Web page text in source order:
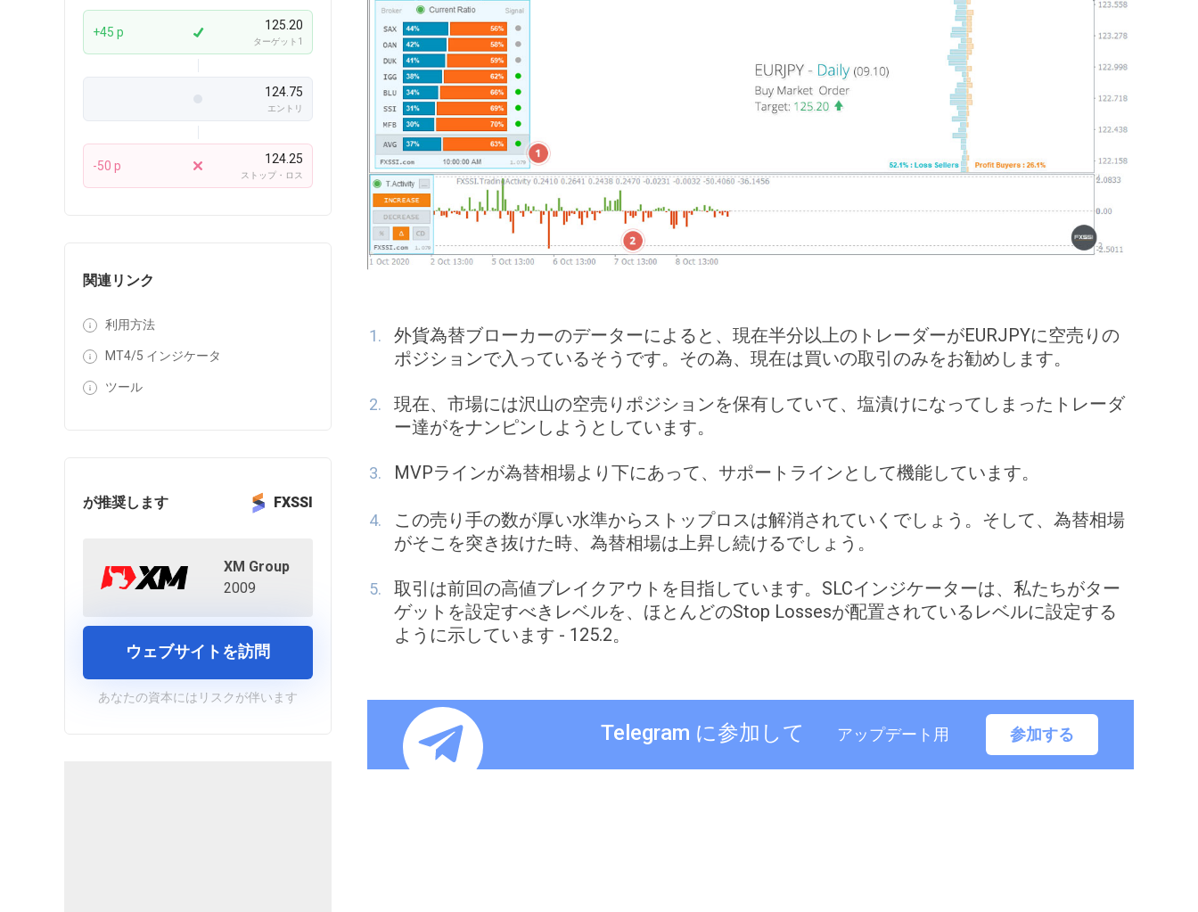
+45 p 125.20
ターゲット1
124.75
エントリ
-50 p 124.25
ストップ・ロス
関連リンク
利用方法
MT4/5 インジケータ
ツール
が推奨します FXSSI
XM Group
2009
ウェブサイトを訪問
あなたの資本にはリスクが伴います
外貨為替ブローカーのデーターによると、現在半分以上のトレーダーがEURJPYに空売りの
ポジションで入っているそうです。その為、現在は買いの取引のみをお勧めします。
現在、市場には沢山の空売りポジションを保有していて、塩漬けになってしまったトレーダ
ー達がをナンピンしようとしています。
MVPラインが為替相場より下にあって、サポートラインとして機能しています。
この売り手の数が厚い水準からストップロスは解消されていくでしょう。そして、為替相場
がそこを突き抜けた時、為替相場は上昇し続けるでしょう。
取引は前回の高値ブレイクアウトを目指しています。SLCインジケーターは、私たちがター
ゲットを設定すべきレベルを、ほとんどのStop Lossesが配置されているレベルに設定する
ように示しています - 125.2。
Telegram に参加して アップデート用 参加する